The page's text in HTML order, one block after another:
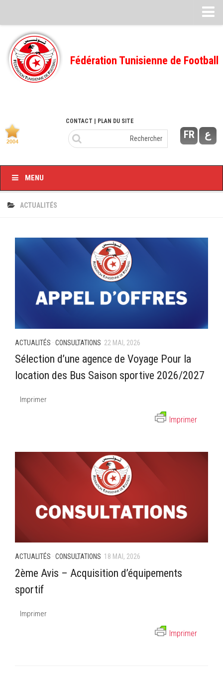
Feuille de match
FMI – 2022/2023
Ligue I – 2022/2023
Ligue I – 2020/2021
Ligue I – 2019/2020
Feuilles de match 2018/2019
Feuille de match 2017/2018
Feuille de match 2016/2017
Fédération Tunisienne de Football
FR ع
CONTACT | PLAN DU SITE
MENU
ACTUALITÉS
ACTUALITÉS · CONSULTATIONS 22 MAI, 2026
Sélection d’une agence de Voyage Pour la
location des Bus Saison sportive 2026/2027
Imprimer
Imprimer
ACTUALITÉS · CONSULTATIONS 18 MAI, 2026
2ème Avis – Acquisition d’équipements
sportif
Imprimer
Imprimer